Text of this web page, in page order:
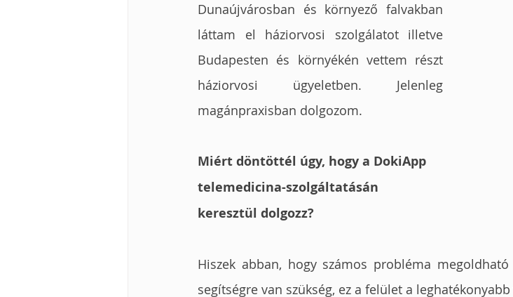
Dunaújvárosban és környező falvakban
láttam el háziorvosi szolgálatot illetve
Budapesten és környékén vettem részt
háziorvosi ügyeletben. Jelenleg
magánpraxisban dolgozom.
Miért döntöttél úgy, hogy a DokiApp
telemedicina-szolgáltatásán
keresztül dolgozz?
Hiszek abban, hogy számos probléma
segítségre van szükség, ez a felület a